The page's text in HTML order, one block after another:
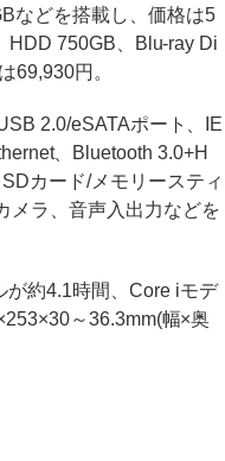
などを搭載し、価格は5
HDD 750GB、Blu-ray Di
69,930円。
2.0/eSATAポート、IE
、Bluetooth 3.0+H
カード/メモリースティ
メラ、音声入出力などを
約4.1時間、Core iモデ
～36.3mm(幅×奥